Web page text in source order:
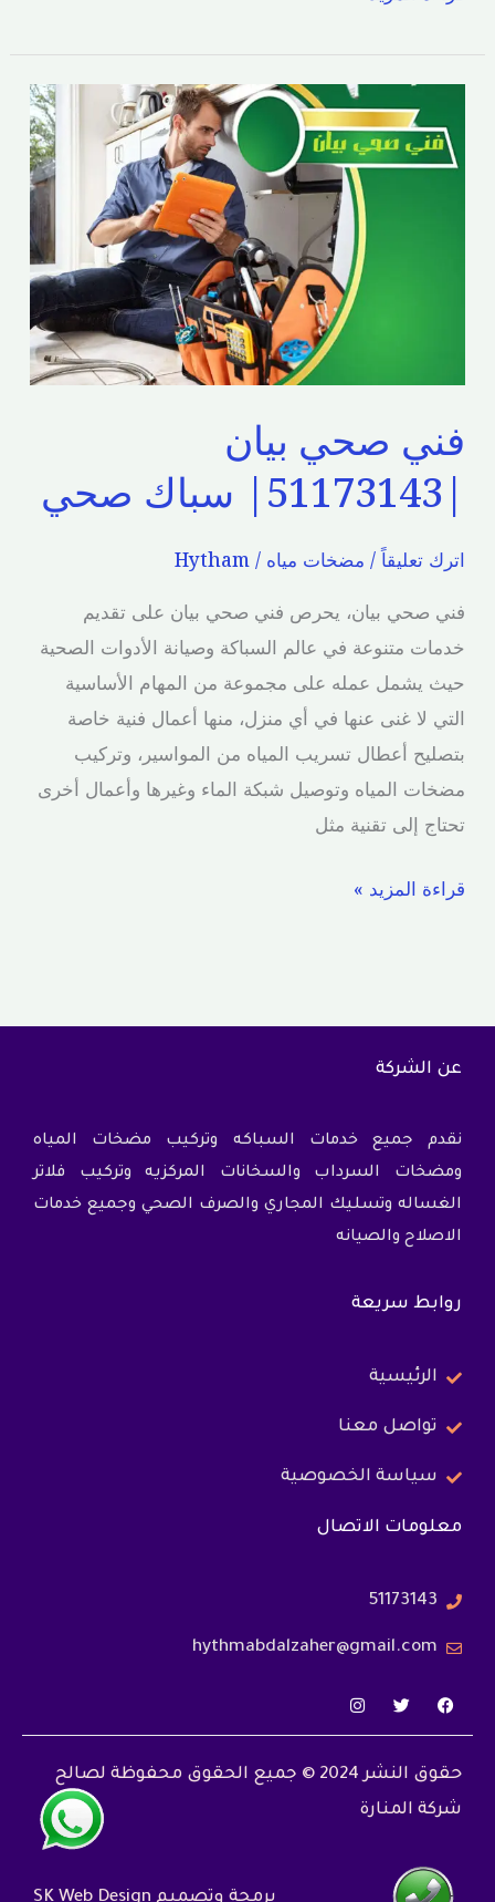
فني صحي بيان
|51173143| سباك صحي
اترك تعليقاً / مضخات مياه /
Hytham
فني صحي بيان، يحرص فني صحي بيان على تقديم
خدمات متنوعة في عالم السباكة وصيانة الأدوات الصحية
حيث يشمل عمله على مجموعة من المهام الأساسية
التي لا غنى عنها في أي منزل، منها أعمال فنية خاصة
بتصليح أعطال تسريب المياه من المواسير، وتركيب
مضخات المياه وتوصيل شبكة الماء وغيرها وأعمال أخرى
تحتاج إلى تقنية مثل
صحي
بيان
|51173143|
قراءة المزيد »
عن الشركة
نقدم جميع خدمات السباكه وتركيب مضخات المياه
ومضخات السرداب والسخانات المركزيه وتركيب فلاتر
الغساله وتسليك المجاري والصرف الصحي وجميع خدمات
الاصلاح والصيانه
روابط سريعة
الرئيسية
تواصل معنا
سياسة الخصوصية
معلومات الاتصال
51173143
hythmabdalzaher@gmail.com
F
a
b
o
k
T
w
t
e
I
n
a
g
حقوق النشر 2024 © جميع الحقوق محفوظة لصالح
شركة المنارة